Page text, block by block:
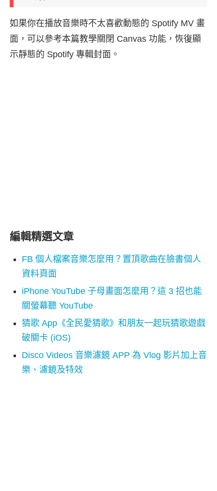
如果你在播放音樂時不太喜歡動態的 Spotify MV 畫
面，可以參考本篇教學關閉 Canvas 功能，恢復顯
示靜態的 Spotify 專輯封面。
編輯精選文章
FB 個人檔案音樂怎麼用？置頂歌曲在臉書個人
資料頁面
iPhone YouTube 子母畫面怎麼用？這 3 招也能
關螢幕聽 YouTube
猜歌 App《全民愛猜歌》和朋友一起玩猜歌遊戲
破關卡 (iOS)
Disco Videos 音樂濾鏡 APP 為 Vlog 影片加上音
樂、濾鏡及特效